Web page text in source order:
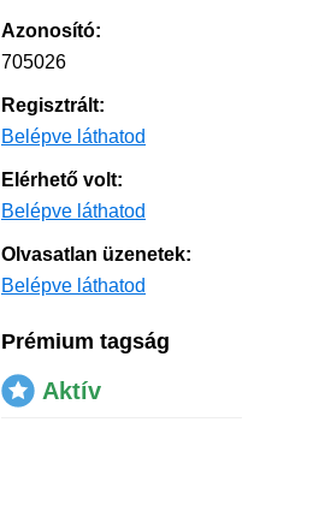
Azonosító:
705026
Regisztrált:
Belépve láthatod
Elérhető volt:
Belépve láthatod
Olvasatlan üzenetek:
Belépve láthatod
Prémium tagság
Aktív